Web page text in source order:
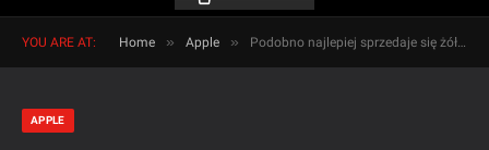
YOU ARE AT: Home » Apple » Podobno najlepiej sprzedaje się żółty iPhone 5C. Co za magia kryje się za tym kolorem?
APPLE